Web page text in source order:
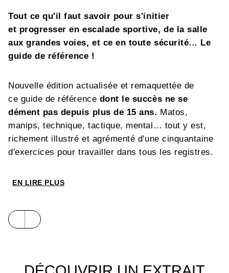
Tout ce qu'il faut savoir pour s'initier
et progresser en escalade sportive, de la salle
aux grandes voies, et ce en toute sécurité… Le
guide de référence !
Nouvelle édition actualisée et remaquettée de
ce guide de référence dont le succès ne se
dément pas depuis plus de 15 ans. Matos,
manips, technique, tactique, mental… tout y est,
richement illustré et agrémenté d'une cinquantaine
d'exercices pour travailler dans tous les registres.
EN LIRE PLUS